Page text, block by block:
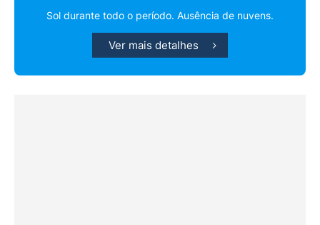
Sol durante todo o período. Ausência de nuvens.
Ver mais detalhes